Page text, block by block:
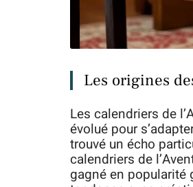
Les origines
Les calendriers de
évolué pour
trouvé un écho
calendriers de
gagné en popularité